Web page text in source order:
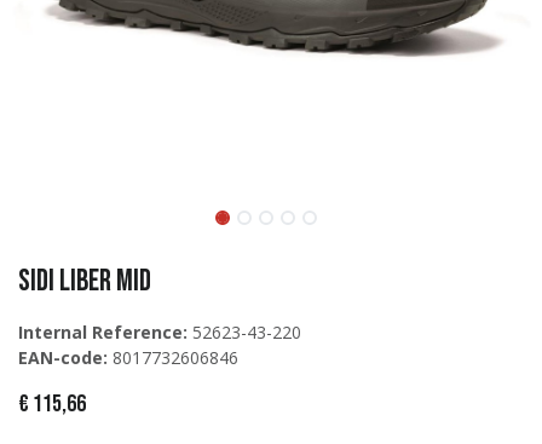
Sidi Liber MID
Internal Reference: 52623-43-220
EAN-code: 8017732606846
€ 115,66